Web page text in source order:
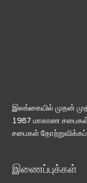
இலங்கையில் முதன்
1987 மாகாண சபைகள்
சபைகள்
இணைப்புக்கள்